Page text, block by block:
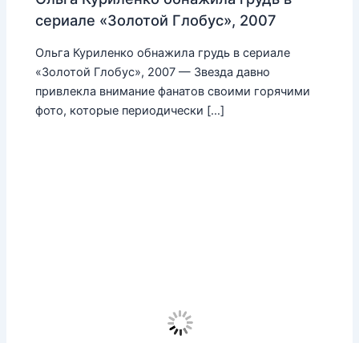
сериале «Золотой Глобус», 2007
Ольга Куриленко обнажила грудь в сериале
«Золотой Глобус», 2007 — Звезда давно
привлекла внимание фанатов своими горячими
фото, которые периодически […]